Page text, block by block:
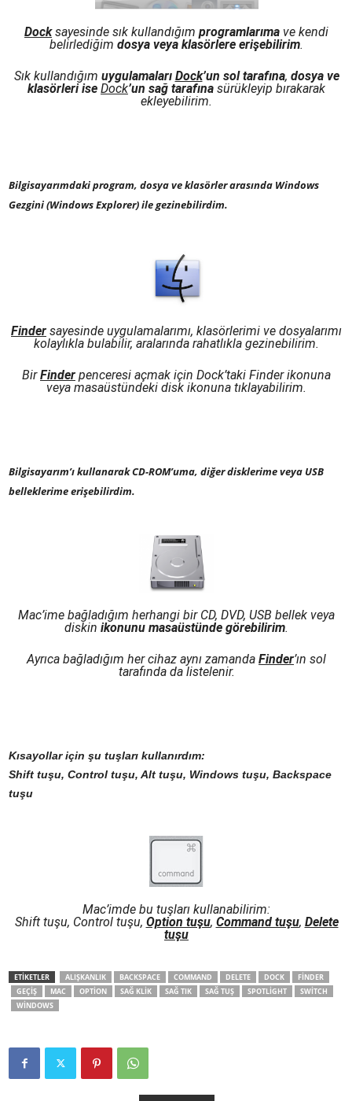
Dock sayesinde sık kullandığım programlarıma ve kendi
belirlediğim dosya veya klasörlere erişebilirim.
Sık kullandığım uygulamaları Dock’un sol tarafına, dosya ve
klasörleri ise Dock’un sağ tarafına sürükleyip bırakarak
ekleyebilirim.
Bilgisayarımdaki program, dosya ve klasörler arasında Windows
Gezgini (Windows Explorer) ile gezinebilirdim.
Finder sayesinde uygulamalarımı, klasörlerimi ve dosyalarımı
kolaylıkla bulabilir, aralarında rahatlıkla gezinebilirim.
BirFinder penceresi açmak için Dock’taki Finder ikonuna
veya masaüstündeki disk ikonuna tıklayabilirim.
Bilgisayarım’ı kullanarak CD-ROM’uma, diğer disklerime veya USB
belleklerime erişebilirdim.
Mac’ime bağladığım herhangi bir CD, DVD, USB bellek veya
diskin ikonunu masaüstünde görebilirim.
Ayrıca bağladığım her cihaz aynı zamanda Finder’ın sol
tarafında da listelenir.
Kısayollar için şu tuşları kullanırdım:
Shift tuşu, Control tuşu, Alt tuşu, Windows tuşu, Backspace
tuşu
Mac’imde bu tuşları kullanabilirim:
Shift tuşu, Control tuşu, Option tuşu, Command tuşu, Delete
tuşu
ETİKETLER ALIŞKANLIK BACKSPACE COMMAND DELETE DOCK
FINDER
GEÇIŞ
MAC OPTION SAĞ KLIK SAĞ TIK SAĞ TUŞ SPOTLIGHT
SWITCH
WINDOWS